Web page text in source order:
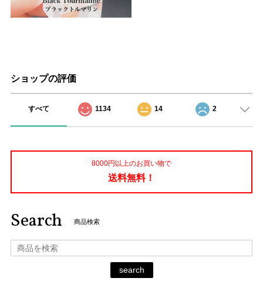
ショップの評価
すべて 1134 14 2
8000円以上のお買い物で
送料無料！
Search 商品検索
search